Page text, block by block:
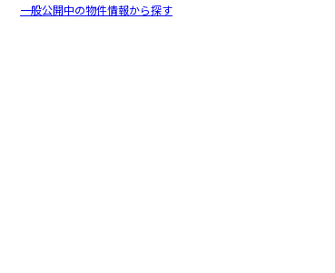
一般公開中の物件情報から探す